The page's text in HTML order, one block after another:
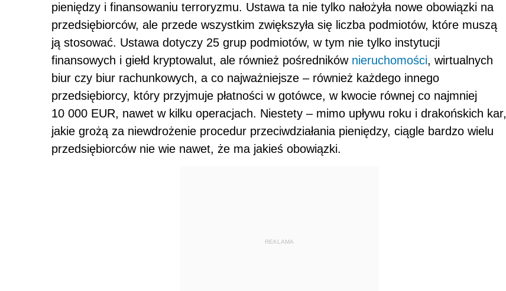
pieniędzy i finansowaniu terroryzmu. Ustawa ta nie tylko nałożyła nowe obowiązki na
przedsiębiorców, ale przede wszystkim zwiększyła się liczba podmiotów, które muszą
ją stosować. Ustawa dotyczy 25 grup podmiotów, w tym nie tylko instytucji
finansowych i giełd kryptowalut, ale również pośredników nieruchomości, wirtualnych
biur czy biur rachunkowych, a co najważniejsze – również każdego innego
przedsiębiorcy, który przyjmuje płatności w gotówce, w kwocie równej co najmniej
10 000 EUR, nawet w kilku operacjach. Niestety – mimo upływu roku i drakońskich kar,
jakie grożą za niewdrożenie procedur przeciwdziałania pieniędzy, ciągle bardzo wielu
przedsiębiorców nie wie nawet, że ma jakieś obowiązki.
REKLAMA